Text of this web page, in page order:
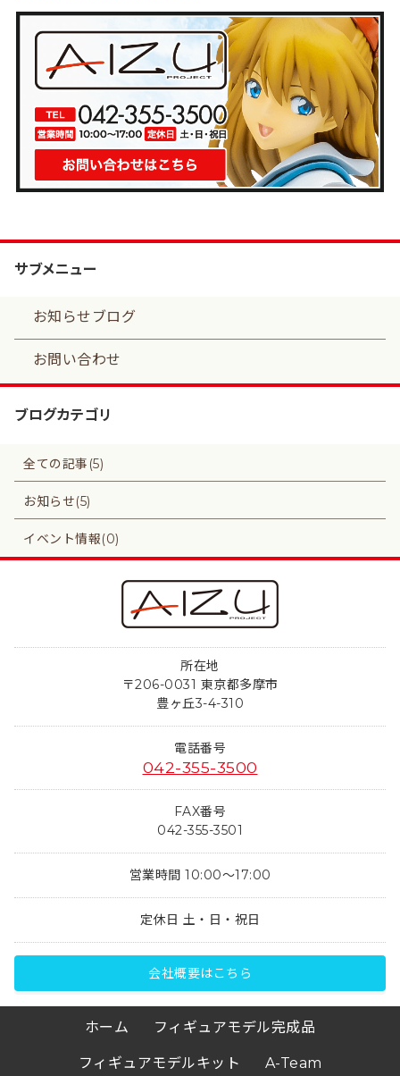
サブメニュー
お知らせブログ
お問い合わせ
ブログカテゴリ
全ての記事(5)
お知らせ(5)
イベント情報(0)
所在地
〒206-0031 東京都多摩市
豊ヶ丘3-4-310
電話番号
042-355-3500
FAX番号
042-355-3501
営業時間 10:00～17:00
定休日 土・日・祝日
会社概要はこちら
ホーム フィギュアモデル完成品
フィギュアモデルキット A-Team